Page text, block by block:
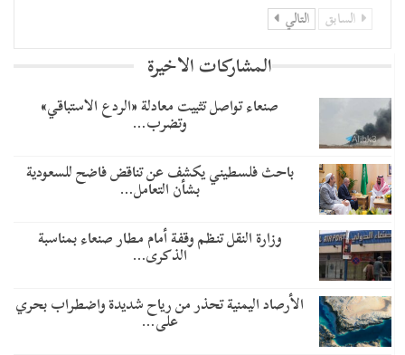
السابق التالي
المشاركات الاخيرة
صنعاء تواصل تثبيت معادلة «الردع الاستباقي»
وتضرب…
باحث فلسطيني يكشف عن تناقض فاضح للسعودية
بشأن التعامل…
وزارة النقل تنظم وقفة أمام مطار صنعاء بمناسبة
الذكرى…
الأرصاد اليمنية تحذر من رياح شديدة واضطراب بحري
على…